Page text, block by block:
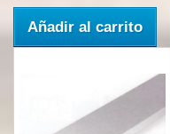
Añadir al carrito